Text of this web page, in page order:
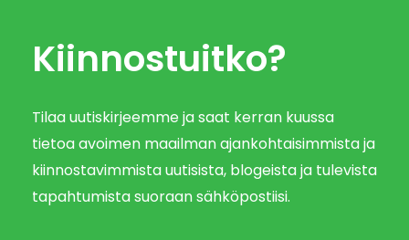
Kiinnostuitko?
Tilaa uutiskirjeemme ja saat kerran kuussa
tietoa avoimen maailman ajankohtaisimmista ja
kiinnostavimmista uutisista, blogeista ja tulevista
tapahtumista suoraan sähköpostiisi.